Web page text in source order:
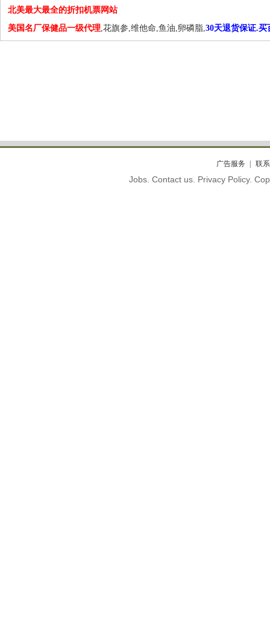
北美最大最全的折扣机票网站
美国名厂保健品一级代理,花旗参,维他命,鱼油,卵磷脂,30天退货保证.买
广告服务 联
Jobs. Contact us. Privacy Policy.